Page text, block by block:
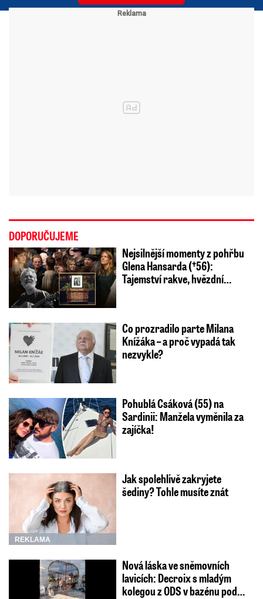
DOPORUČUJEME
Nejsilnější momenty z pohřbu
Glena Hansarda (†56):
Tajemství rakve, hvězdní…
Co prozradilo parte Milana
Knížáka – a proč vypadá tak
nezvykle?
Pohublá Csáková (55) na
Sardinii: Manžela vyměnila za
zajíčka!
REKLAMA
Jak spolehlivě zakryjete
šediny? Tohle musíte znát
Nová láska ve sněmovních
lavicích: Decroix s mladým
kolegou z ODS v bazénu pod…